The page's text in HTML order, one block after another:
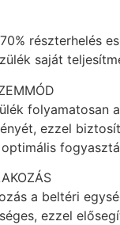
részterhelés
saját
folyamatosan
ezzel
a beltéri
ezzel